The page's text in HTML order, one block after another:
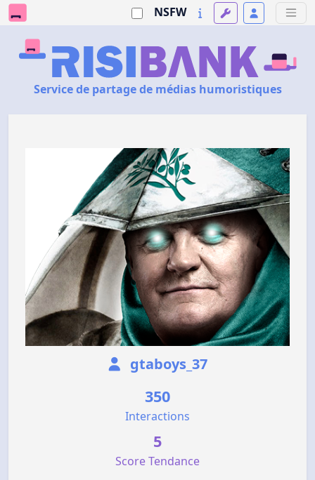
NSFW
Service de partage de médias humoristiques
gtaboys_37
350
Interactions
5
Score Tendance